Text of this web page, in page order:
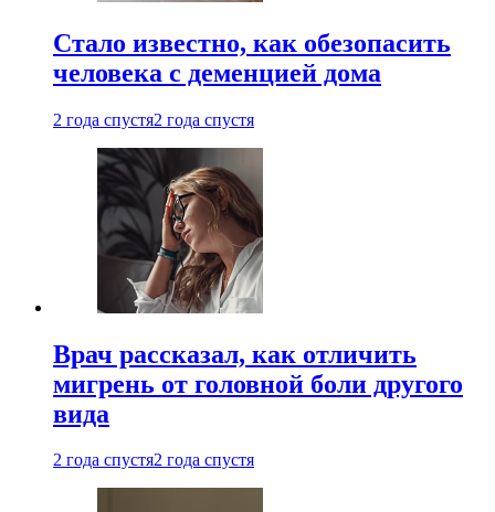
Стало известно, как обезопасить
человека с деменцией дома
2 года спустя2 года спустя
Врач рассказал, как отличить
мигрень от головной боли другого
вида
2 года спустя2 года спустя